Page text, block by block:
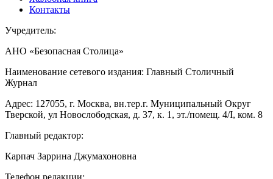
Контакты
Учредитель:
АНО «Безопасная Столица»
Наименование сетевого издания: Главный Столичный
Журнал
Адрес: 127055, г. Москва, вн.тер.г. Муниципальный Округ
Тверской, ул Новослободская, д. 37, к. 1, эт./помещ. 4/I, ком. 8
Главный редактор:
Карпач Заррина Джумахоновна
Телефон редакции: